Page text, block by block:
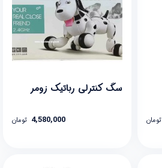
تومان
سگ کنترلی رباتیک زومر
4,580,000 تومان